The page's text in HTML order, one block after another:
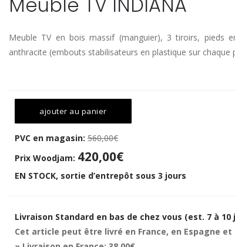
Meuble TV en bois massif (manguier), 3 tiroirs, pieds
anthracite (embouts stabilisateurs en plastique sur
ajouter au panier
PVC en magasin: 560,00€
Prix Woodjam: 420,00€
EN STOCK, sortie d’entrepôt sous 3 jours
Livraison Standard en bas de chez vous (est. 7 à 10
Cet article peut être livré en France, en Espagne et